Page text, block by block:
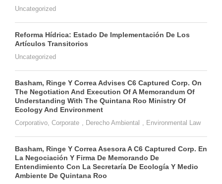
Uncategorized
Reforma Hídrica: Estado De Implementación De Los
Artículos Transitorios
Uncategorized
Basham, Ringe Y Correa Advises C6 Captured Corp. On
The Negotiation And Execution Of A Memorandum Of
Understanding With The Quintana Roo Ministry Of
Ecology And Environment
Corporativo Corporate Derecho Ambiental Environmental Law
Basham, Ringe Y Correa Asesora A C6 Captured Corp. En
La Negociación Y Firma De Memorando De
Entendimiento Con La Secretaría De Ecología Y Medio
Ambiente De Quintana Roo